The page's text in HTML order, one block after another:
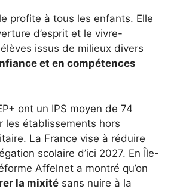
profite à tous les enfants. Elle
d’esprit et le vivre-
issus de milieux divers
et en compétences
ont un IPS moyen de 74
les établissements hors
La France vise à réduire
scolaire d’ici 2027. En Île-
Affelnet a montré qu’on
la mixité sans nuire à la